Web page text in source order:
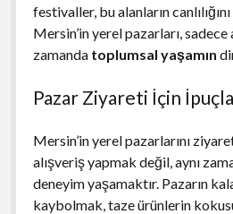
festivaller, bu alanların
Mersin’in yerel pazarları, sadece
zamanda toplumsal yaşamın
Pazar Ziyareti İçin
Mersin’in yerel pazarlarını
alışveriş yapmak değil, aynı
deneyim yaşamaktır. Pazarın
kaybolmak, taze ürünlerin